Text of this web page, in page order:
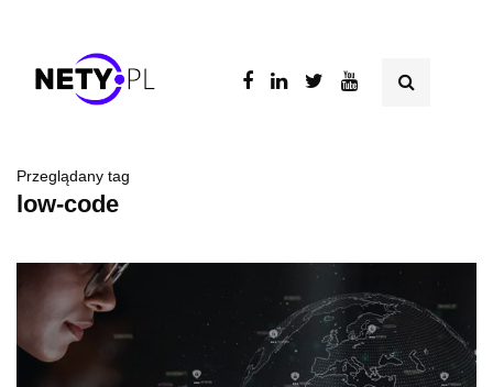
Przeglądany tag
low-code